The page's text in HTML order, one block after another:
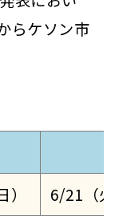
らケソン市
6/21（